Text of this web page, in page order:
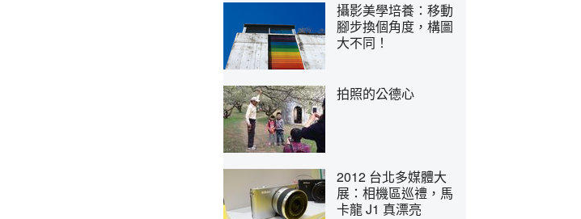
攝影美學培養：移動
腳步換個角度，構圖
大不同！
拍照的公德心
2012 台北多媒體大
展：相機區巡禮，馬
卡龍 J1 真漂亮